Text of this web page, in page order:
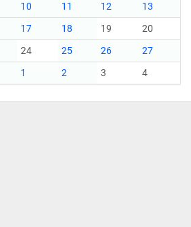
10 11 12
13
17 18 19
20
24 25 26
27
1 2 3 4